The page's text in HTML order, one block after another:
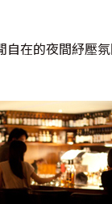
在的夜間紓壓